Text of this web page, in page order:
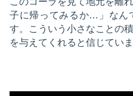
子に帰ってみるか…」なん
す。こういう小さなことの
を与えてくれると信じていま